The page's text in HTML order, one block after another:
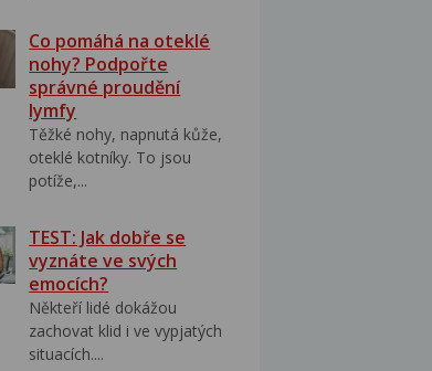
Co pomáhá na oteklé
nohy? Podpořte
správné proudění
lymfy
Těžké nohy, napnutá kůže,
oteklé kotníky. To jsou
potíže,...
TEST: Jak dobře se
vyznáte ve svých
emocích?
Někteří lidé dokážou
zachovat klid i ve vypjatých
situacích....